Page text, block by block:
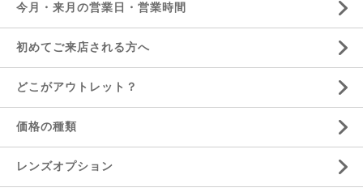
今月・来月の営業日・営業時間
初めてご来店される方へ
どこがアウトレット？
価格の種類
レンズオプション